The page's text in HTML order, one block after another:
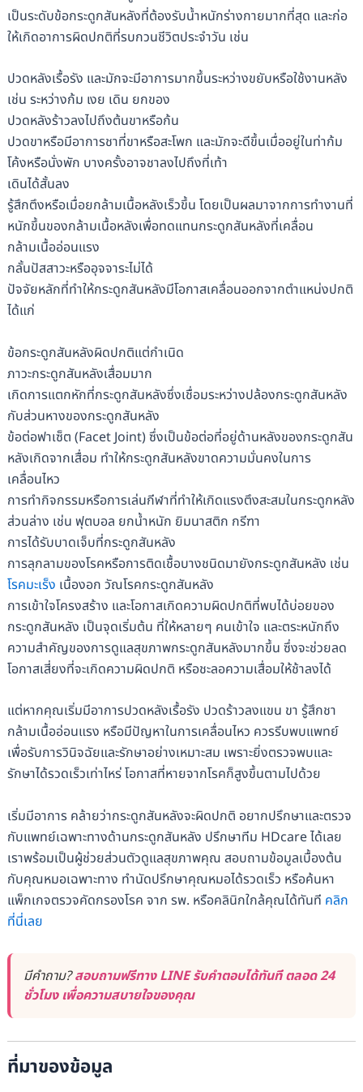
เป็นระดับข้อกระดูกสันหลังที่ต้องรับน้ำหนักร่างกายมากที่สุด และก่อ
ให้เกิดอาการผิดปกติที่รบกวนชีวิตประจำวัน เช่น
ปวดหลังเรื้อรัง และมักจะมีอาการมากขึ้นระหว่างขยับหรือใช้งานหลัง
เช่น ระหว่างก้ม เงย เดิน ยกของ
ปวดหลังร้าวลงไปถึงต้นขาหรือก้น
ปวดขาหรือมีอาการชาที่ขาหรือสะโพก และมักจะดีขึ้นเมื่ออยู่ในท่าก้ม
โค้งหรือนั่งพัก บางครั้งอาจชาลงไปถึงที่เท้า
เดินได้สั้นลง
รู้สึกตึงหรือเมื่อยกล้ามเนื้อหลังเร็วขึ้น โดยเป็นผลมาจากการทำงานที่
หนักขึ้นของกล้ามเนื้อหลังเพื่อทดแทนกระดูกสันหลังที่เคลื่อน
กล้ามเนื้ออ่อนแรง
กลั้นปัสสาวะหรืออุจจาระไม่ได้
ปัจจัยหลักที่ทำให้กระดูกสันหลังมีโอกาสเคลื่อนออกจากตำแหน่งปกติ
ได้แก่
ข้อกระดูกสันหลังผิดปกติแต่กำเนิด
ภาวะกระดูกสันหลังเสื่อมมาก
เกิดการแตกหักที่กระดูกสันหลังซึ่งเชื่อมระหว่างปล้องกระดูกสันหลัง
กับส่วนหางของกระดูกสันหลัง
ข้อต่อฟาเซ็ต (Facet Joint) ซึ่งเป็นข้อต่อที่อยู่ด้านหลังของกระดูกสัน
หลังเกิดจากเสื่อม ทำให้กระดูกสันหลังขาดความมั่นคงในการ
เคลื่อนไหว
การทำกิจกรรมหรือการเล่นกีฬาที่ทำให้เกิดแรงตึงสะสมในกระดูกหลัง
ส่วนล่าง เช่น ฟุตบอล ยกน้ำหนัก ยิมนาสติก กรีฑา
การได้รับบาดเจ็บที่กระดูกสันหลัง
การลุกลามของโรคหรือการติดเชื้อบางชนิดมายังกระดูกสันหลัง เช่น
โรคมะเร็ง เนื้องอก วัณโรคกระดูกสันหลัง
การเข้าใจโครงสร้าง และโอกาสเกิดความผิดปกติที่พบได้บ่อยของ
กระดูกสันหลัง เป็นจุดเริ่มต้น ที่ให้หลายๆ คนเข้าใจ และตระหนักถึง
ความสำคัญของการดูแลสุขภาพกระดูกสันหลังมากขึ้น ซึ่งจะช่วยลด
โอกาสเสี่ยงที่จะเกิดความผิดปกติ หรือชะลอความเสื่อมให้ช้าลงได้
แต่หากคุณเริ่มมีอาการปวดหลังเรื้อรัง ปวดร้าวลงแขน ขา รู้สึกชา
กล้ามเนื้ออ่อนแรง หรือมีปัญหาในการเคลื่อนไหว ควรรีบพบแพทย์
เพื่อรับการวินิจฉัยและรักษาอย่างเหมาะสม เพราะยิ่งตรวจพบและ
รักษาได้รวดเร็วเท่าไหร่ โอกาสที่หายจากโรคก็สูงขึ้นตามไปด้วย
เริ่มมีอาการ คล้ายว่ากระดูกสันหลังจะผิดปกติ อยากปรึกษาและตรวจ
กับแพทย์เฉพาะทางด้านกระดูกสันหลัง ปรึกษาทีม HDcare ได้เลย
เราพร้อมเป็นผู้ช่วยส่วนตัวดูแลสุขภาพคุณ สอบถามข้อมูลเบื้องต้น
กับคุณหมอเฉพาะทาง ทำนัดปรึกษาคุณหมอได้รวดเร็ว หรือค้นหา
แพ็กเกจตรวจคัดกรองโรค จาก รพ. หรือคลินิกใกล้คุณได้ทันที คลิก
ที่นี่เลย
มีคำถาม?สอบถามฟรีทาง LINE รับคำตอบได้ทันที ตลอด 24
ชั่วโมง เพื่อความสบายใจของคุณ
ที่มาของข้อมูล